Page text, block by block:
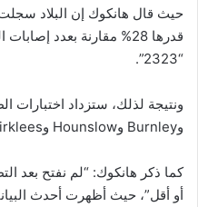
قدرها 28% مقارنة بعدد
“2323”.
وBurnley وHounslow وKirklees وLeicester وNorth Tyneside.